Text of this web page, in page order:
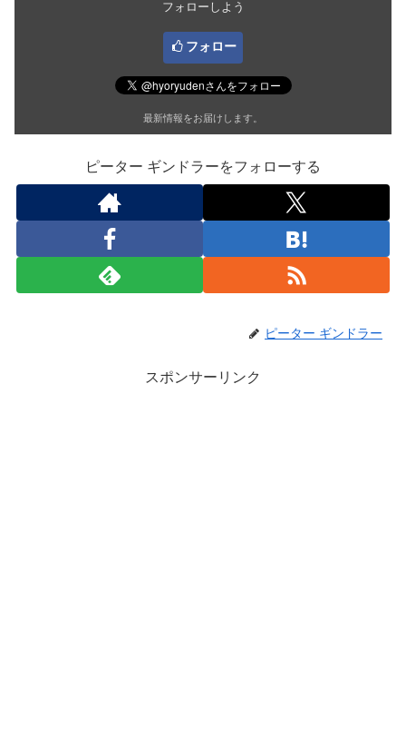
フォローしよう
フォロー
最新情報をお届けします。
ピーター ギンドラーをフォローする
ピーター ギンドラー
スポンサーリンク